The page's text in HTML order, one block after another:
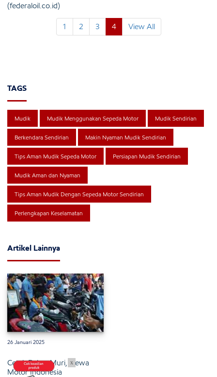
(federaloil.co.id)
1 2 3 4 View All
TAGS
Mudik Mudik Menggunakan Sepeda Motor Mudik Sendirian
Berkendara Sendirian Makin Nyaman Mudik Sendirian
Tips Aman Mudik Sepeda Motor Persiapan Mudik Sendirian
Mudik Aman dan Nyaman
Tips Aman Mudik Dengan Sepeda Motor Sendirian
Perlengkapan Keselamatan
Artikel Lainnya
26 Januari 2025
Cetak Rekor Muri, Dewa
Motor Indonesia
x